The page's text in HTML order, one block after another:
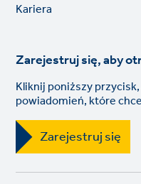
Kariera
Zarejestruj się, aby
Kliknij poniższy
powiadomień, które
Zarejestruj się